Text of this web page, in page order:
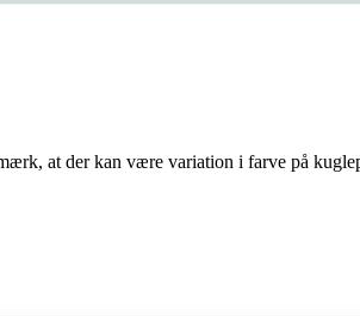
at der kan være variation i farve på